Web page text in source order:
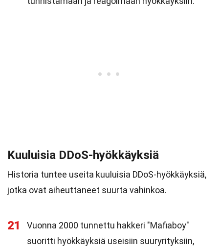
Kuuluisia DDoS-hyökkäyksiä
Historia tuntee useita kuuluisia DDoS-hyökkäyksiä,
jotka ovat aiheuttaneet suurta vahinkoa.
21
Vuonna 2000 tunnettu hakkeri "Mafiaboy"
suoritti hyökkäyksiä useisiin suuryrityksiin,